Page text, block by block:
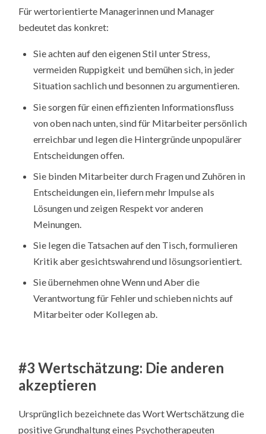
Für wertorientierte Managerinnen und Manager
bedeutet das konkret:
Sie achten auf den eigenen Stil unter Stress,
vermeiden Ruppigkeit und bemühen sich, in jeder
Situation sachlich und besonnen zu argumentieren.
Sie sorgen für einen effizienten Informationsfluss
von oben nach unten, sind für Mitarbeiter persönlich
erreichbar und legen die Hintergründe unpopulärer
Entscheidungen offen.
Sie binden Mitarbeiter durch Fragen und Zuhören in
Entscheidungen ein, liefern mehr Impulse als
Lösungen und zeigen Respekt vor anderen
Meinungen.
Sie legen die Tatsachen auf den Tisch, formulieren
Kritik aber gesichtswahrend und lösungsorientiert.
Sie übernehmen ohne Wenn und Aber die
Verantwortung für Fehler und schieben nichts auf
Mitarbeiter oder Kollegen ab.
#3 Wertschätzung: Die anderen
akzeptieren
Ursprünglich bezeichnete das Wort Wertschätzung die
positive Grundhaltung eines Psychotherapeuten